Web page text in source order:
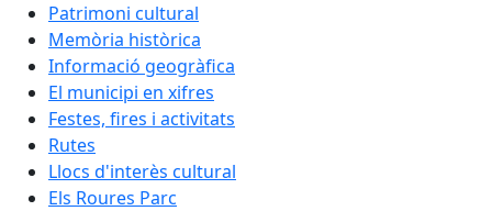
Patrimoni cultural
Memòria històrica
Informació geogràfica
El municipi en xifres
Festes, fires i activitats
Rutes
Llocs d'interès cultural
Els Roures Parc